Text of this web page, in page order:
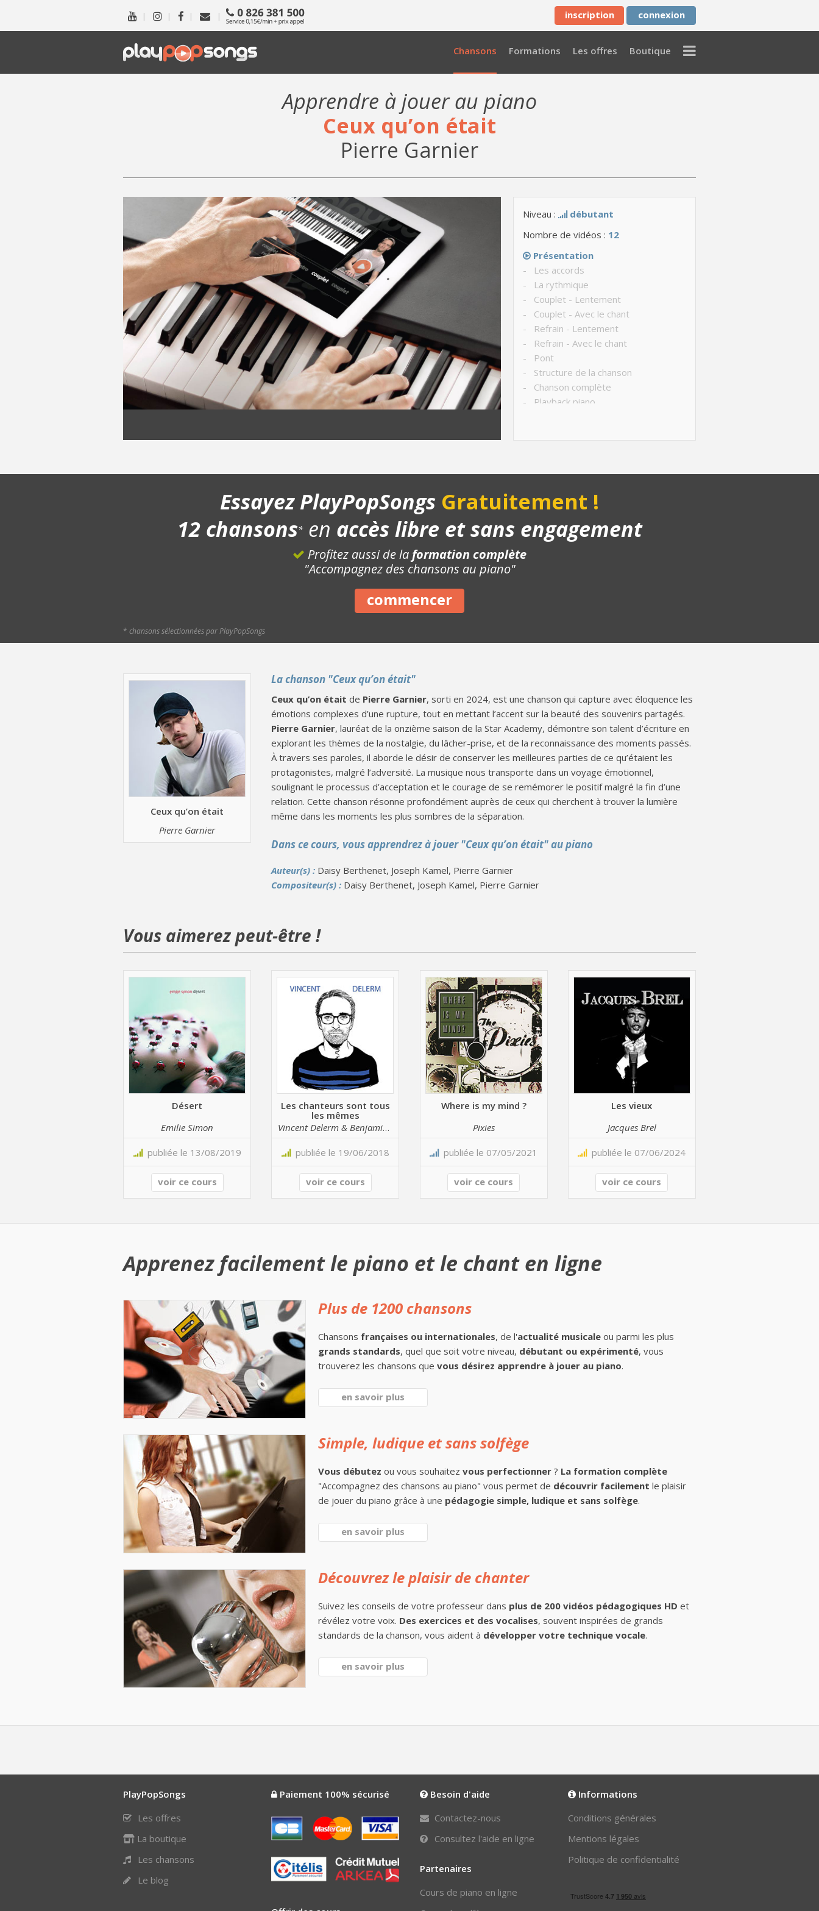
| | | | inscription connexion
Chansons Formations Les offres Boutique Menu
Apprendre à jouer au piano
Ceux qu’on était
Pierre Garnier
Niveau :
débutant
Nombre de vidéos : 12
Présentation
- Les accords
- La rythmique
- Couplet - Lentement
- Couplet - Avec le chant
- Refrain - Lentement
- Refrain - Avec le chant
- Pont
- Structure de la chanson
- Chanson complète
- Playback piano
Essayez PlayPopSongs Gratuitement !
12 chansons*en accès libre et sans engagement
Profitez aussi de la formation complète
"Accompagnez des chansons au piano"
commencer
* chansons sélectionnées par PlayPopSongs
Ceux qu’on était
Pierre Garnier
La chanson "Ceux qu’on était"
Ceux qu’on était de Pierre Garnier, sorti en 2024, est une chanson qui capture avec éloquence les
émotions complexes d’une rupture, tout en mettant l’accent sur la beauté des souvenirs partagés.
Pierre Garnier, lauréat de la onzième saison de la Star Academy, démontre son talent d’écriture en
explorant les thèmes de la nostalgie, du lâcher-prise, et de la reconnaissance des moments passés.
À travers ses paroles, il aborde le désir de conserver les meilleures parties de ce qu’étaient les
protagonistes, malgré l’adversité. La musique nous transporte dans un voyage émotionnel,
soulignant le processus d’acceptation et le courage de se remémorer le positif malgré la fin d’une
relation. Cette chanson résonne profondément auprès de ceux qui cherchent à trouver la lumière
même dans les moments les plus sombres de la séparation.
Dans ce cours, vous apprendrez à jouer "Ceux qu’on était" au piano
Auteur(s) : Daisy Berthenet, Joseph Kamel, Pierre Garnier
Compositeur(s) : Daisy Berthenet, Joseph Kamel, Pierre Garnier
Vous aimerez peut-être !
Désert
Emilie Simon
publiée le 13/08/2019
voir ce cours
Les chanteurs sont tous
les mêmes
Vincent Delerm & Benjamin Biolay
publiée le 19/06/2018
voir ce cours
Where is my mind ?
Pixies
publiée le 07/05/2021
voir ce cours
Les vieux
Jacques Brel
publiée le 07/06/2024
voir ce cours
Apprenez facilement le piano et le chant en ligne
Plus de 1200 chansons
Chansons françaises ou internationales, de l'actualité musicale ou parmi les plus
grands standards, quel que soit votre niveau, débutant ou expérimenté, vous
trouverez les chansons que vous désirez apprendre à jouer au piano.
en savoir plus
Simple, ludique et sans solfège
Vous débutez ou vous souhaitez vous perfectionner ? La formation complète
"Accompagnez des chansons au piano" vous permet de découvrir facilement le plaisir
de jouer du piano grâce à une pédagogie simple, ludique et sans solfège.
en savoir plus
Découvrez le plaisir de chanter
Suivez les conseils de votre professeur dans plus de 200 vidéos pédagogiques HD et
révélez votre voix. Des exercices et des vocalises, souvent inspirées de grands
standards de la chanson, vous aident à développer votre technique vocale.
en savoir plus
PlayPopSongs
Les offres
La boutique
Les chansons
Le blog
Paiement 100% sécurisé
Besoin d'aide
Contactez-nous
Consultez l'aide en ligne
Partenaires
Cours de piano en ligne
Informations
Conditions générales
Mentions légales
Politique de confidentialité